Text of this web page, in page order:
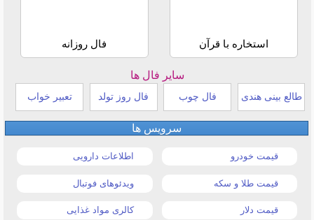
استخاره با قرآن فال روزانه
سایر فال ها
طالع بینی هندی فال چوب فال روز تولد تعبیر خواب
سرویس ها
قیمت خودرو اطلاعات دارویی
قیمت طلا و سکه ویدئوهای فوتبال
قیمت دلار کالری مواد غذایی